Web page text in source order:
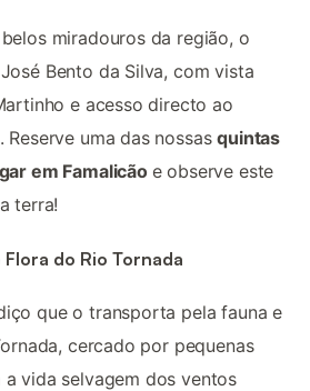
miradouros da região, o
Bento da Silva, com vista
e acesso directo ao
Reserve uma das nossasquintas
em Famalicão e observe este
terra!
Flora do Rio Tornada
que o transporta pela fauna e
cercado por pequenas
vida selvagem dos ventos